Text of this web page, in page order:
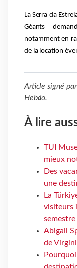
La Serra da
Géants
notamment en
de la location
Article signé par
Hebdo.
À lire
TUI
mieux
Des
une
La
visiteurs
Abigail
de